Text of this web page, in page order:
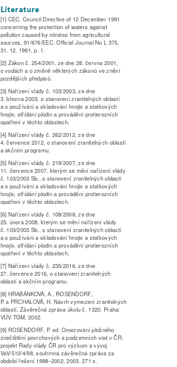
Literature
[1] CEC. Council Directive of 12 December 1991
concerning the protection of waters against
pollution caused by nitrates from agricultural
sources, 91/676/EEC. Official Journal No L 375,
31. 12. 1991, p. 1.
[2] Zákon č. 254/2001, ze dne 28. června 2001,
o vodách a o změně některých zákonů ve znění
pozdějších předpisů.
[3] Nařízení vlády č. 103/2003, ze dne
3. března 2003, o stanovení zranitelných oblastí
a o používání a skladování hnojiv a statkových
hnojiv, střídání plodin a provádění protierozních
opatření v těchto oblastech.
[4] Nařízení vlády č. 262/2012, ze dne
4. července 2012, o stanovení zranitelných oblastí
a akčním programu.
[5] Nařízení vlády č. 219/2007, ze dne
11. července 2007, kterým se mění nařízení vlády
č. 103/2003 Sb., o stanovení zranitelných oblastí
a o používání a skladování hnojiv a statkových
hnojiv, střídání plodin a provádění protierozních
opatření v těchto oblastech.
[6] Nařízení vlády č. 108/2008, ze dne
25. února 2008, kterým se mění nařízení vlády
č. 103/2003 Sb., o stanovení zranitelných oblastí
a o používání a skladování hnojiv a statkových
hnojiv, střídání plodin a provádění protierozních
opatření v těchto oblastech.
[7] Nařízení vlády č. 235/2016, ze dne
27. července 2016, o stanovení zranitelných
oblastí a akčním programu.
[8] HRABÁNKOVÁ, A., ROSENDORF,
P. a PRCHALOVÁ, H. Návrh vymezení zranitelných
oblastí. Závěrečná zpráva úkolu č. 1320. Praha:
VÚV TGM, 2002.
[9] ROSENDORF, P. ed. Omezování plošného
znečištění povrchových a podzemních vod v ČR,
projekt Rady vlády ČR pro výzkum a vývoj
VaV/510/4/98, souhrnná závěrečná zpráva za
období řešení 1998–2002, 2003, 271 s.